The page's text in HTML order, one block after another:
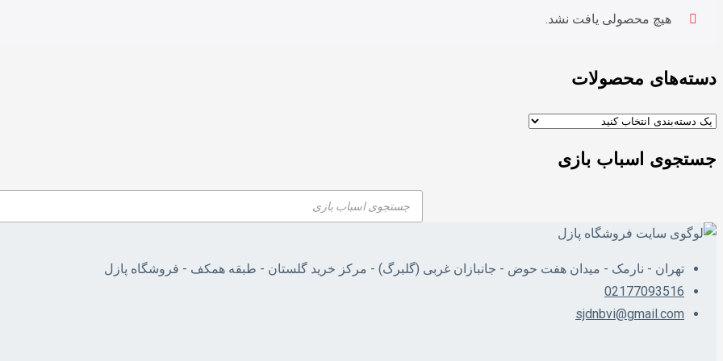
هیچ محصولی یافت نشد.
دسته‌های محصولات
جستجوی اسباب بازی
Products
search
تهران - نارمک - میدان هفت حوض - جانبازان غربی (گلبرگ) - مرکز خرید گلستان - طبقه همکف - فروشگاه پازل
02177093516
sjdnbvi@gmail.com